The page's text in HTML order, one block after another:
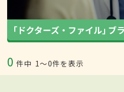
0 件中 1〜0件を表示